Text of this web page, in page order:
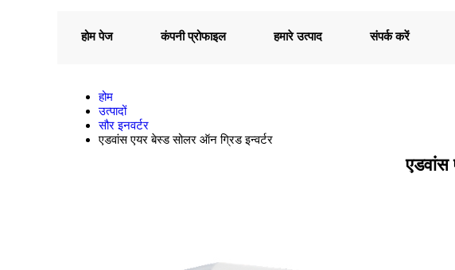
होम पेज कंपनी प्रोफाइल हमारे उत्पाद संपर्क करें
होम
उत्पादों
सौर इनवर्टर
एडवांस एयर बेस्ड सोलर ऑन ग्रिड इन्वर्टर
एडवांस